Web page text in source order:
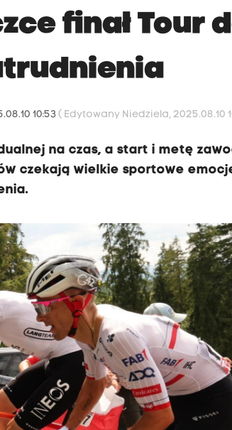
finał Tour
10:53( Edytowany Niedziela, 2025.08.10
na czas, a start i metę
czekają wielkie sportowe